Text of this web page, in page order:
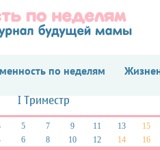
по неделям
I Триместр
5 7 9 11 13 15
6 8 10 12 14 16